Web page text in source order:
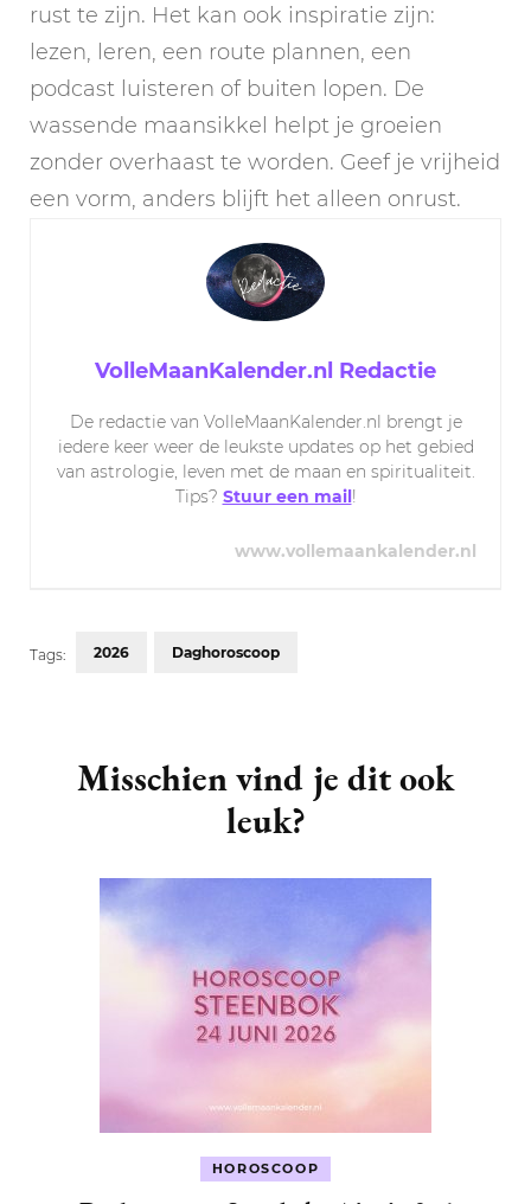
rust te zijn. Het kan ook inspiratie zijn:
lezen, leren, een route plannen, een
podcast luisteren of buiten lopen. De
wassende maansikkel helpt je groeien
zonder overhaast te worden. Geef je vrijheid
een vorm, anders blijft het alleen onrust.
VolleMaanKalender.nl Redactie
De redactie van VolleMaanKalender.nl brengt je
iedere keer weer de leukste updates op het gebied
van astrologie, leven met de maan en spiritualiteit.
Tips? Stuur een mail !
www.vollemaankalender.nl
Tags: 2026 Daghoroscoop
Navigation
Misschien vind je dit ook
leuk?
HOROSCOOP